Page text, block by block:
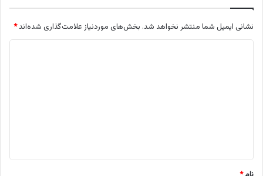
نشانی ایمیل شما منتشر نخواهد شد. بخش‌های موردنیاز علامت‌گذاری شده‌اند*